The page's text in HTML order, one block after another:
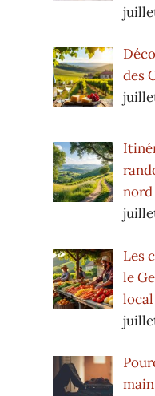
des
nord
Les
le
local